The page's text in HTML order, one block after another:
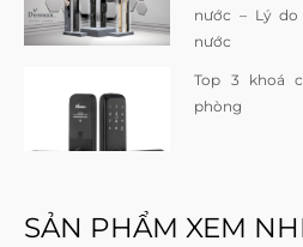
nước – Lý
nước
Top 3 khoá
phòng
SẢN PHẨM XEM